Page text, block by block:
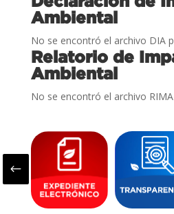
Ambiental
No se encontró el archivo DIA
Relatorio de
Ambiental
No se encontró el archivo
#